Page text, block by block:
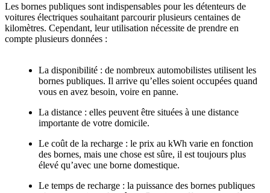
Les bornes publiques sont indispensables pour les détenteurs de
voitures électriques souhaitant parcourir plusieurs centaines de
kilomètres. Cependant, leur utilisation nécessite de prendre en
compte plusieurs données :
La disponibilité : de nombreux automobilistes utilisent les
bornes publiques. Il arrive qu’elles soient occupées quand
vous en avez besoin, voire en panne.
La distance : elles peuvent être situées à une distance
importante de votre domicile.
Le coût de la recharge : le prix au kWh varie en fonction
des bornes, mais une chose est sûre, il est toujours plus
élevé qu’avec une borne domestique.
Le temps de recharge : la puissance des bornes publiques